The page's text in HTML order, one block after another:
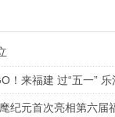
！来福建 过“五一”
纪元首次亮相第六